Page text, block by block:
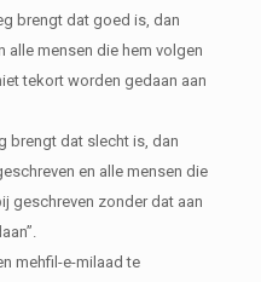
brengt dat goed is, dan
alle mensen die hem volgen
tekort worden gedaan aan
brengt dat slecht is, dan
en alle mensen die
geschreven zonder dat aan
mehfil-e-milaad te